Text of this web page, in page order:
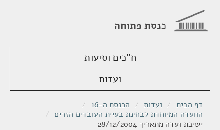
כנסת פתוחה
ח"כים וסיעות
ועדות
דף הבית / ועדות / הכנסת ה-16
/
הוועדה המיוחדת לבחינת בעיית העובדים הזרים /
ישיבת ועדה מתאריך 28/12/2004